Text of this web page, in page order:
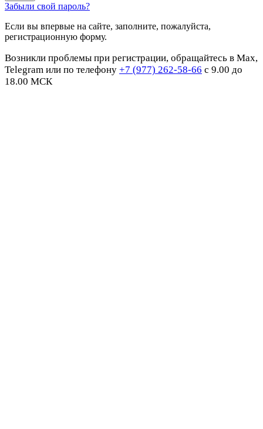
Забыли свой пароль?
Если вы впервые на сайте, заполните, пожалуйста,
регистрационную форму.
Возникли проблемы при регистрации, обращайтесь в Max,
Telegram или по телефону +7 (977) 262-58-66 с 9.00 до
18.00 МСК